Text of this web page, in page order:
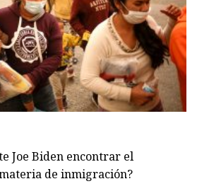
Joe Biden encontrar el
de inmigración?